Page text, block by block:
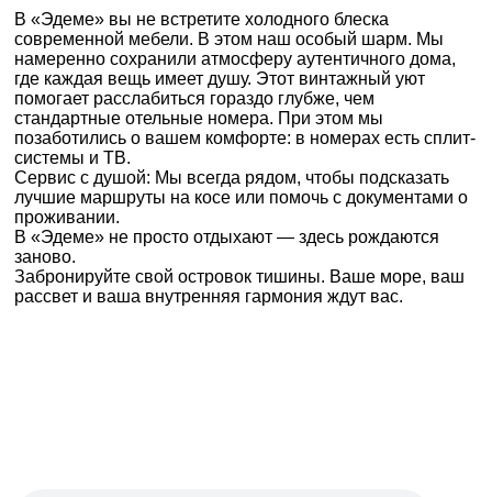
В «Эдеме» вы не встретите холодного блеска
современной мебели. В этом наш особый шарм. Мы
намеренно сохранили атмосферу аутентичного дома,
где каждая вещь имеет душу. Этот винтажный уют
помогает расслабиться гораздо глубже, чем
стандартные отельные номера. При этом мы
позаботились о вашем комфорте: в номерах есть сплит-
системы и ТВ.
Сервис с душой: Мы всегда рядом, чтобы подсказать
лучшие маршруты на косе или помочь с документами о
проживании.
В «Эдеме» не просто отдыхают — здесь рождаются
заново.
Забронируйте свой островок тишины. Ваше море, ваш
рассвет и ваша внутренняя гармония ждут вас.